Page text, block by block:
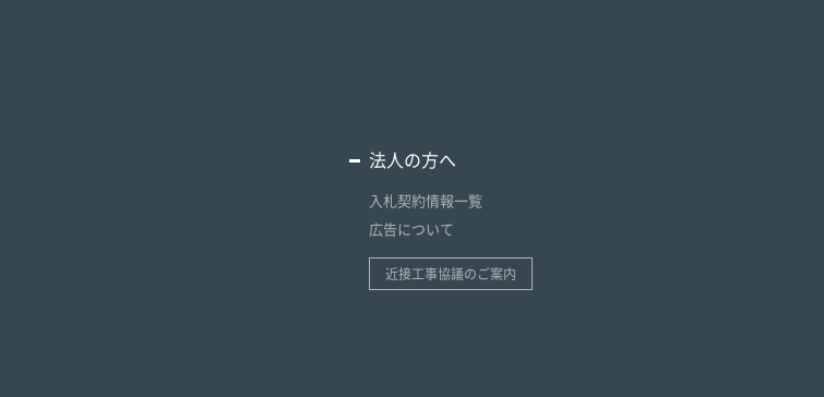
法人の方へ
入札契約情報一覧
広告について
近接工事協議のご案内